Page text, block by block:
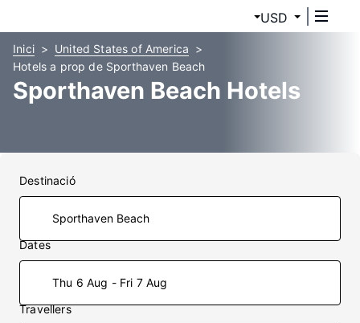
USD
Inici
United States of America
Hotels a prop de Sporthaven Beach
Sporthaven Beach Hotels
Destinació
Dates
Thu 6 Aug - Fri 7 Aug
Travellers